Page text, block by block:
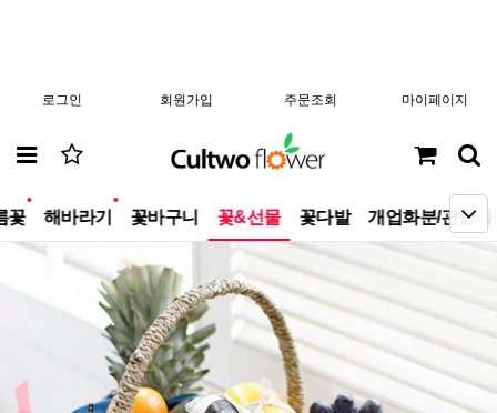
로그인 회원가입 주문조회 마이페이지
꽃 해바라기 꽃바구니 꽃&선물 꽃다발 개업화분/관엽식